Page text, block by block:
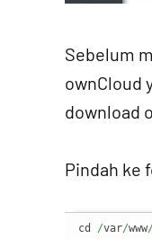
Sebelum
ownCloud
download
Pindah ke
cd /var/www